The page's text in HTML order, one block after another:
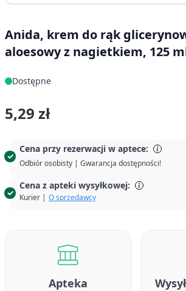
Anida, krem do rąk
aloesowy z nagietkiem, 125
Dostępne
Cena przy rezerwacji w aptece:
Odbiór osobisty | Gwarancja dostępności!
Cena z apteki wysyłkowej:
Kurier | O sprzedawcy
5,29 zł
Apteka